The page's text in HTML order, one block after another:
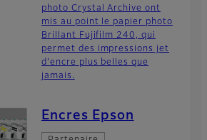
photo Crystal Archive ont
mis au point le papier photo
Brillant Fujifilm 240, qui
permet des impressions jet
d'encre plus belles que
jamais.
Encres Epson